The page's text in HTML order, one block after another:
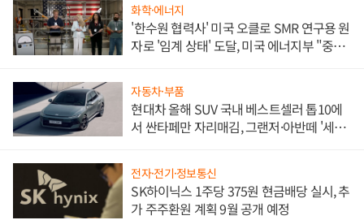
화학·에너지
'한수원 협력사' 미국 오클로 SMR 연구용 원
자로 '임계 상태' 도달, 미국 에너지부 "중요
자동차·부품
현대차 올해 SUV 국내 베스트셀러 톱10에
서 싼타페만 자리매김, 그랜저·아반떼 '세단
전자·전기·정보통신
SK하이닉스 1주당 375원 현금배당 실시, 추
가 주주환원 계획 9월 공개 예정